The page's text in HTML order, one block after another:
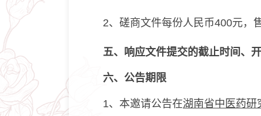
2、磋商文件每份人民币400元，
五、响应文件提交的截止时间、
六、 公告期限
1、本邀请公告在湖南省中医药研